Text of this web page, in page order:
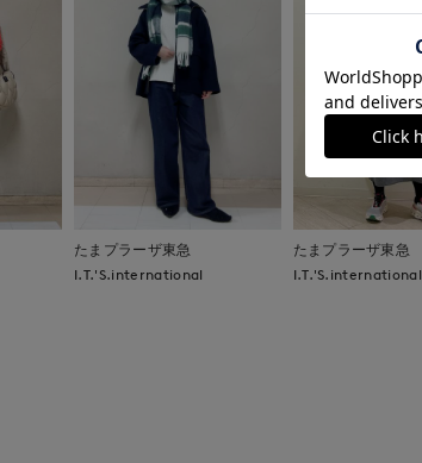
たまプラーザ東急
I.T.'S.international
たまプラーザ東急
I.T.'S.international